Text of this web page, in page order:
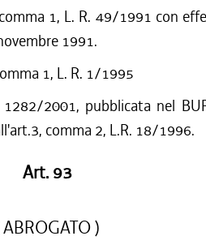
1, L. R. 49/1991 con
1991.
1, L. R. 1/1995
2001, pubblicata nel
comma 2, L.R. 18/1996.
Art. 93
ABROGATO )